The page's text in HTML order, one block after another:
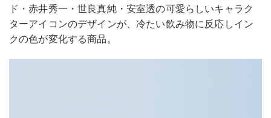
ド・赤井秀一・世良真純・安室透の可愛らしいキャラク
ターアイコンのデザインが、冷たい飲み物に反応しイン
クの色が変化する商品。